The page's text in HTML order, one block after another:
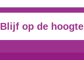
Blijf op de hoogte